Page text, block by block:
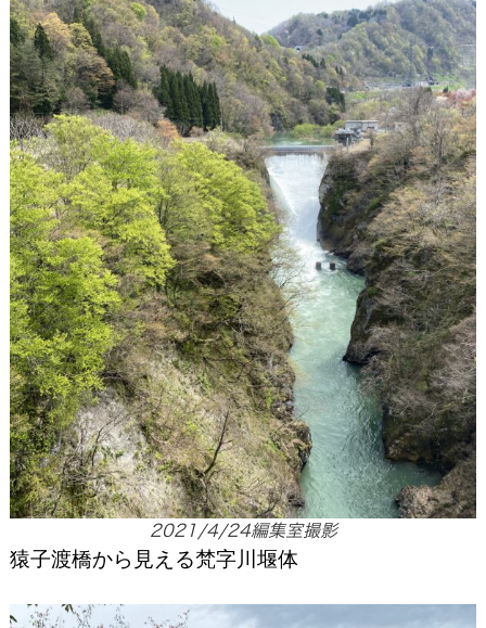
2021/4/24編集室撮影
猿子渡橋から見える梵字川堰体